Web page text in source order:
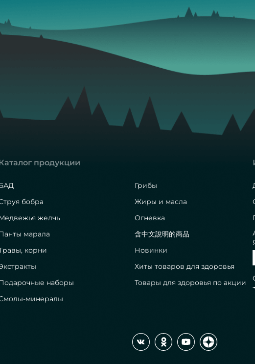
продукции
бобра
желчь
марала
корни
наборы
минералы
Грибы
Жиры и масла
Огневка
含中文說明的商品
Новинки
Хиты товаров для здоровья
Товары для здоровья по акции